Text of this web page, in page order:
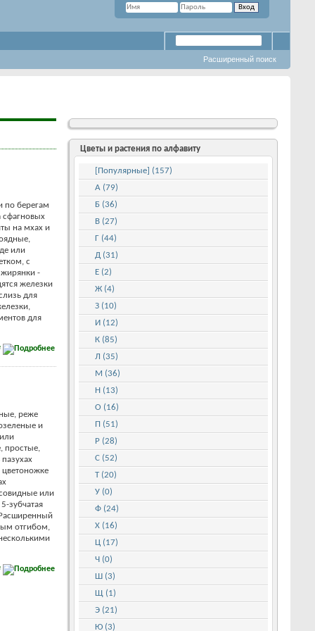
Расширенный поиск
по берегам
сфагновых
на мхах и
или
с
жирянки -
железки
для
для
реже
и
простые,
или
зубчатая
отгибом,
Цветы и растения по алфавиту
[Популярные] (157)
А (79)
Б (36)
В (27)
Г (44)
Д (31)
Е (2)
Ж (4)
З (10)
И (12)
К (85)
Л (35)
М (36)
Н (13)
О (16)
П (51)
Р (28)
С (52)
Т (20)
У (0)
Ф (24)
Х (16)
Ц (17)
Ч (0)
Ш (3)
Щ (1)
Э (21)
Ю (3)